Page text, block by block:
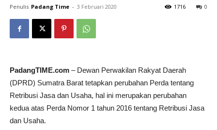
Penulis Padang Time - 3 Februari 2020 0
1716
PadangTIME.com – Dewan Perwakilan Rakyat Daerah
(DPRD) Sumatra Barat tetapkan perubahan Perda tentang
Retribusi Jasa dan Usaha, hal ini merupakan perubahan
kedua atas Perda Nomor 1 tahun 2016 tentang Retribusi Jasa
dan Usaha.